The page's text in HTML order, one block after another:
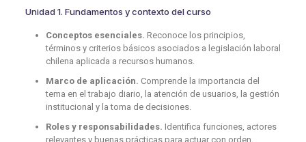
Unidad 1. Fundamentos y contexto del curso
Conceptos esenciales. Reconoce los principios,
términos y criterios básicos asociados a legislación laboral
chilena aplicada a recursos humanos.
Marco de aplicación. Comprende la importancia del
tema en el trabajo diario, la atención de usuarios, la gestión
institucional y la toma de decisiones.
Roles y responsabilidades. Identifica funciones, actores
relevantes y buenas prácticas para actuar con orden,